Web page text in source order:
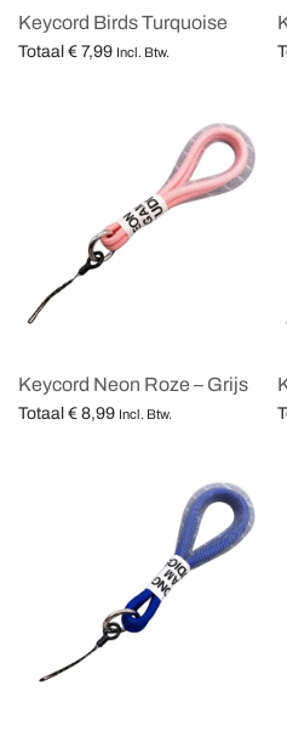
Keycord Birds Turquoise
Totaal € 7,99 Incl. Btw.
Keycord Neon Roze – Grijs
Totaal € 8,99 Incl. Btw.